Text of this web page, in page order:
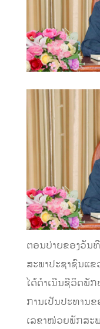
ຕອນບ່າຍຂອງວັນ
ສະພາປະຊາຊົນແ
ໄດ້ດໍາເນີນຊີວິດພັກ
ການເປັນປະທານ
ເລຂາໜ່ວຍພັກສະ